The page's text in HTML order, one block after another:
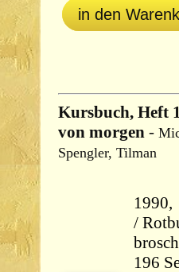
in den
Kursbuch, Heft
von morgen -
Spengler, Tilman
1990,
/